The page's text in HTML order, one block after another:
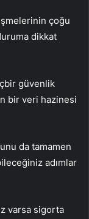
çoğu
dikkat
güvenlik
bir veri hazinesi
da tamamen
adımlar
varsa sigorta